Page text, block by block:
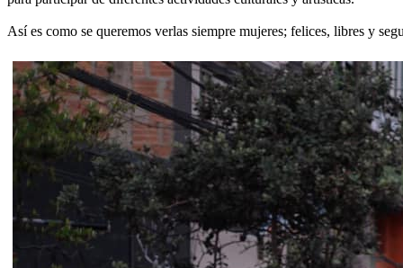
Así es como se queremos verlas siempre mujeres; felices, libres y